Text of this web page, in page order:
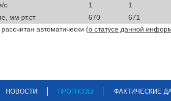
с
1 1
мм рт.ст
670 671
автоматически (о статусе данной
НОВОСТИ ПРОГНОЗЫ ФАКТИЧЕСКИЕ